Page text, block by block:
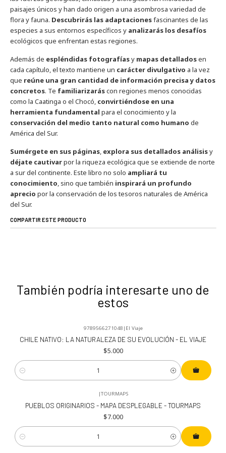
paisajes únicos y han dado origen a una asombrosa variedad de
flora y fauna. Descubrirás las adaptacionesfascinantes de las
especies a sus entornos específicos y analizarás los desafíos
ecológicos que enfrentan estas regiones.
Además de espléndidas fotografíasy mapas detalladosen
cada capítulo, el texto mantiene un carácter divulgativo a la vez
que reúne una gran cantidad de información precisa y datos
concretos. Te familiarizaráscon regiones menos conocidas
como la Caatinga o el Chocó, convirtiéndose en una
herramienta fundamental para el conocimiento y la
conservación del medio tanto natural como humano de
América del Sur.
Sumérgete en sus páginas, explora sus detallados análisisy
déjate cautivarpor la riqueza ecológica que se extiende de norte
a sur del continente. Este libro no solo ampliará tu
conocimiento, sino que también inspirará un profundo
aprecio por la conservación de los tesoros naturales de América
del Sur.
COMPARTIR ESTE PRODUCTO
También podría interesarte uno de
estos
9789566271048 | El Viaje
CHILE NATIVO: LA NATURALEZA DE SU EVOLUCIÓN - EL VIAJE
$5.000
Cantidad
|TOURMAPS
PUEBLOS ORIGINARIOS - MAPA DESPLEGABLE - TOURMAPS
$7.000
Cantidad